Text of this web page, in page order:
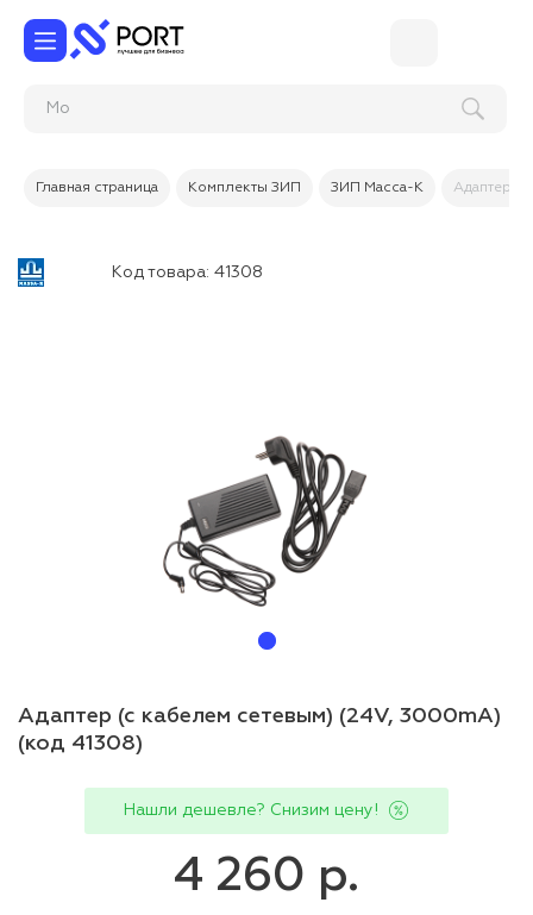
Главная страница Комплекты ЗИП ЗИП Масса-К Адаптер
Код товара: 41308
Адаптер (с кабелем сетевым) (24V, 3000mA)
(код 41308)
Нашли дешевле? Снизим цену!
4 260 р.